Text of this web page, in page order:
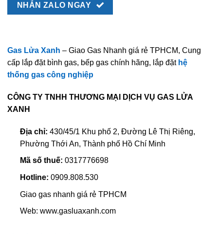
NHẮN ZALO NGAY
Gas Lửa Xanh – Giao Gas Nhanh giá rẻ TPHCM, Cung
cấp lắp đặt bình gas, bếp gas chính hãng, lắp đặt hệ
thống gas công nghiệp
CÔNG TY TNHH THƯƠNG MẠI DỊCH VỤ GAS LỬA
XANH
Địa chỉ: 430/45/1 Khu phố 2, Đường Lê Thị Riêng,
Phường Thới An, Thành phố Hồ Chí Minh
Mã số thuế: 0317776698
Hotline: 0909.808.530
Giao gas nhanh giá rẻ TPHCM
Web: www.gasluaxanh.com